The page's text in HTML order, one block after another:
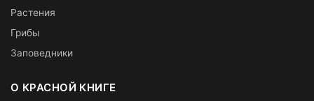
Растения
Грибы
Заповедники
О КРАСНОЙ КНИГЕ